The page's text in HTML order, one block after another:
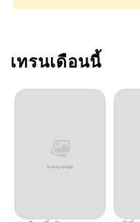
ตอนที่ 32
ตอนที่ 31
ตอนที่ 29
ตอนที่ 28
เทรนเดือนนี้